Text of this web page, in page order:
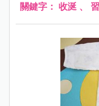
關鍵字： 收涎 、